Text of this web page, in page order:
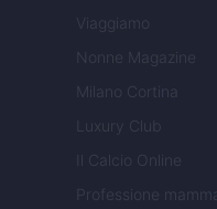
Viaggiamo
Nonne Magazine
Milano Cortina
Luxury Club
Il Calcio Online
Professione mamma